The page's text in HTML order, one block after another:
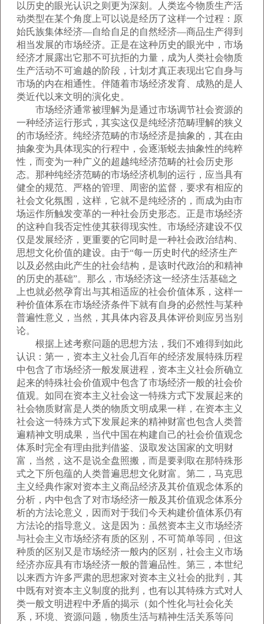
以历史的眼光认识之则更为深刻。人类迄今物质生产活
动类型在某个角度上可以说是经历了这样一个过程：原
始氏族集体经济—自给自足的自然经济—商品生产得到
相当发展的市场经济。正是在这种历史的眼光中，市场
经济才展露出它那不可抗拒的力量，成为人类社会物质
生产活动不可逾越的阶段，计划才真正表现出它自身与
市场的内在相通性。伴随着市场经济发育、成熟的是人
类近代以来文明的演化史。
市场经济通常被理解为是通过市场调节社会资源的
一种经济运行形式，其实这仅是纯经济范畴理解的狭义
的市场经济。纯经济范畴的市场经济是抽象的，其在由
抽象变为具体现实的行程中，会逐渐蜕去抽象性的纯粹
性，而变为一种广义的超越纯经济范畴的社会历史形
态。那种纯经济范畴的市场经济机制的运行，应当具有
健全的规范、严格的管理、周密的监督，要求有相应的
社会文化氛围，这样，它就不是纯经济的，而成为由市
场运作所触发变革的一种社会历史形态。正是市场经济
的这种自我否定性使其获得现实性。市场经济建设不仅
仅是发展经济，更重要的它同时是一种社会政治结构、
思想文化价值的建设。由于“每一历史时代的经济生产
以及必然由此产生的社会结构，是该时代政治的和精神
的历史的基础”。那么，市场经济这一经济生活基础之
上也就必然孕育出与其相适应的社会价值体系，这样一
种价值体系在市场经济条件下就有自身的必然性与某种
普遍性意义，当然，其具体内容及具体评价则应另当别
论。
根据上述考察问题的思想方法，我们不难得到如此
认识：第一，资本主义社会几百年的经济发展特殊历程
中包含了市场经济一般发展进程，资本主义社会所确立
起来的特殊社会价值观中包含了市场经济一般的社会价
值观。如同在资本主义社会这一特殊方式下发展起来的
社会物质财富是人类的物质文明成果一样，在资本主义
社会这一特殊方式下发展起来的精神财富也包含人类普
遍精神文明成果，当代中国在构建自己的社会价值观念
体系时完全有理由批判借鉴、汲取发达国家的文明财
富，当然，这不是说全盘照搬，而是要剥取在那特殊形
式之下所包蕴的人类普遍思想文化财富。第二，马克思
主义经典作家对资本主义商品经济及其价值观念体系的
分析，内中包含了对市场经济一般及其价值观念体系分
析的方法论意义，因而对于我们今天构建价值体系仍有
方法论的指导意义。这是因为：虽然资本主义市场经济
与社会主义市场经济有质的区别，不可简单等同，但这
种质的区别又是市场经济一般内的区别，社会主义市场
经济亦应具有市场经济一般的普遍品性。第三，本世纪
以来西方许多严肃的思想家对资本主义社会的批判，其
中既有对资本主义制度的批判，也有以其特殊方式对人
类一般文明进程中矛盾的揭示（如个性化与社会化关
系，环境、资源问题，物质生活与精神生活关系等问